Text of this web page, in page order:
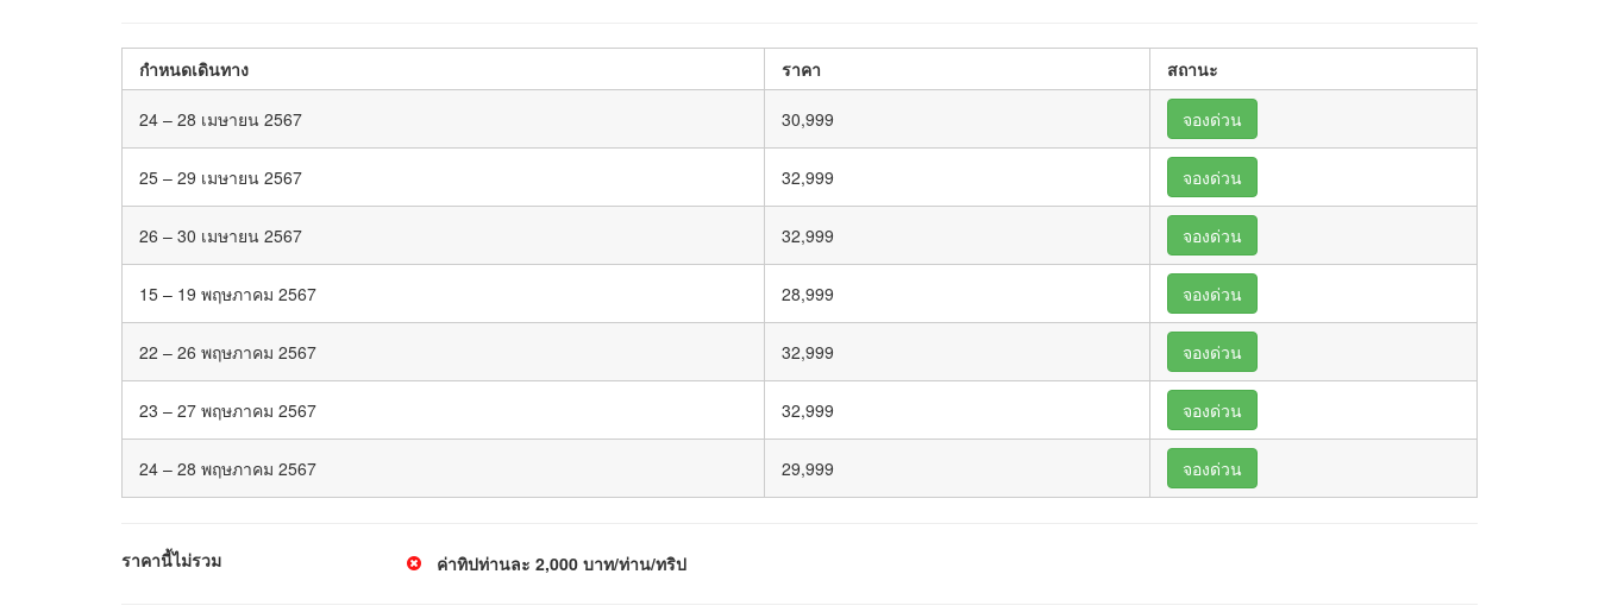
กำหนดเดินทาง ราคา สถานะ
24 – 28 เมษายน 2567 30,999 จองด่วน
25 – 29 เมษายน 2567 32,999 จองด่วน
26 – 30 เมษายน 2567 32,999 จองด่วน
15 – 19 พฤษภาคม 2567 28,999 จองด่วน
22 – 26 พฤษภาคม 2567 32,999 จองด่วน
23 – 27 พฤษภาคม 2567 32,999 จองด่วน
24 – 28 พฤษภาคม 2567 29,999 จองด่วน
ราคานี้ไม่รวม ค่าทิปท่านละ 2,000 บาท/ท่าน/ทริป